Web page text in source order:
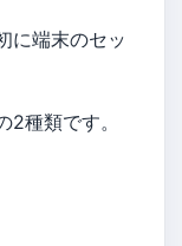
に端末のセッ
種類です。